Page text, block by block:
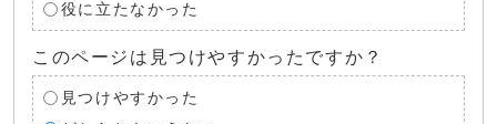
役に立たなかった
このページは見つけやすかったですか？
見つけやすかった